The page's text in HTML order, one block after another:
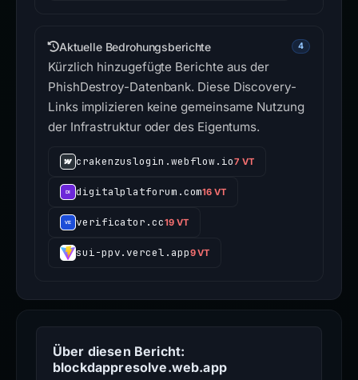
Aktuelle Bedrohungsberichte 4
Kürzlich hinzugefügte Berichte aus der
PhishDestroy-Datenbank. Diese Discovery-
Links implizieren keine gemeinsame Nutzung
der Infrastruktur oder des Eigentums.
crakenzuslogin.webflow.io7 VT
digitalplatforum.com16 VT
verificator.cc19 VT
sui-ppv.vercel.app9 VT
Über diesen Bericht:
blockdappresolve.web.app